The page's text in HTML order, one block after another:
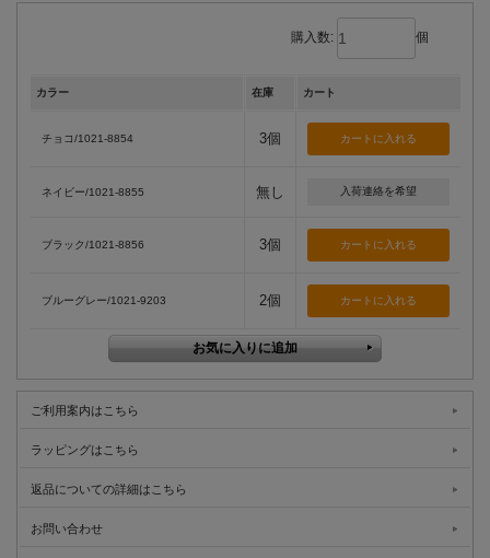
購入数: 個
カラー 在庫 カート
チョコ/1021-8854 3個
ネイビー/1021-8855 無し 入荷連絡を希望
ブラック/1021-8856 3個
ブルーグレー/1021-9203 2個
ご利用案内はこちら
ラッピングはこちら
返品についての詳細はこちら
お問い合わせ